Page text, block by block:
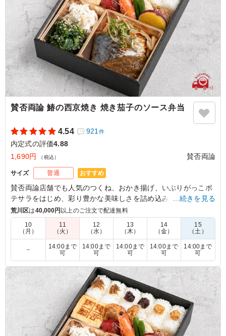
賛否両論 鰆の西京焼き 焼き茄子のソース弁当
4.54 921 件
内定式の評価4.88
1,690円
（税込） 賛否両論
サイズ 普通 おすすめ
賛否両論店舗でも人気のつくね、おかき揚げ、いぶりがっこポ
テサラをはじめ、彩り豊かな美味しさを詰め込みました。
賛否両論の店舗で、お刺身に合わせて提供している「変わり醤
油」を焼き魚に合う「ソース」にアレンジ。
焼き茄子の香ばしさが西京焼きとマッチして、くせになる美味
しさです。
5.0 株式会社共同テレビジョン
肉だけ注文するわけにもいかない中、おいしそうな魚の種
類があるのも大変選ぶ側としてはありがたいなと思い注文
しています。ご飯も全てに味がありますし、コスパも抜群
だと思います。
ご利用シーン：懇親会›内定式
…続きを見る
荒川区は40,000円 以上のご注文で配達無料
10
（月）
11
（火）
12
（水）
13
（木）
14
（金）
15
（土）
－
14:00まで
可
14:00まで
可
14:00まで
可
14:00まで
可
14:00まで
可